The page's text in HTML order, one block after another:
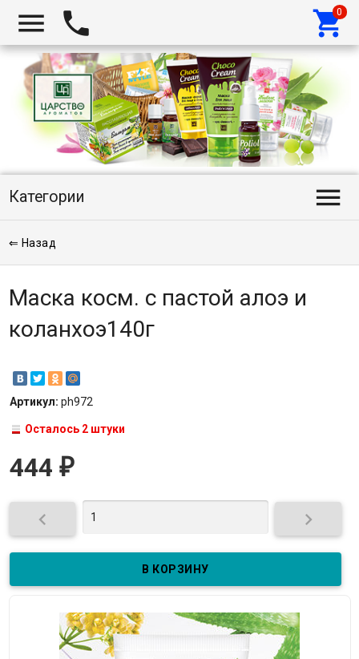
  
Категории 
⇐ Назад
Маска косм. с пастой алоэ и
коланхоэ140г
Артикул: ph972
Осталось 2 штуки
444 ₽
 